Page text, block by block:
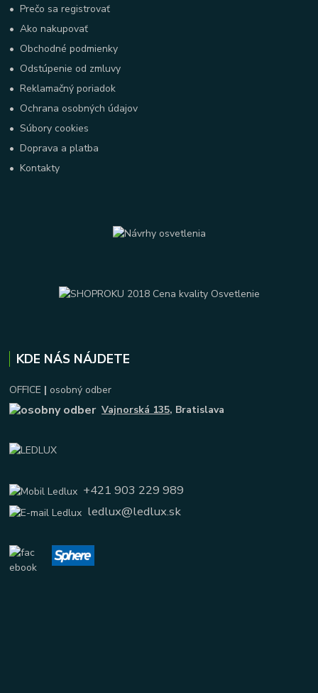
•Prečo sa registrovať
•Ako nakupovať
• Obchodné podmienky
• Odstúpenie od zmluvy
•Reklamačný poriadok
• Ochrana osobných údajov
•Súbory cookies
•Doprava a platba
•Kontakty
KDE NÁS NÁJDETE
OFFICE | osobný odber
Vajnorská 135, Bratislava
+421 903 229 989
ledlux@ledlux.sk